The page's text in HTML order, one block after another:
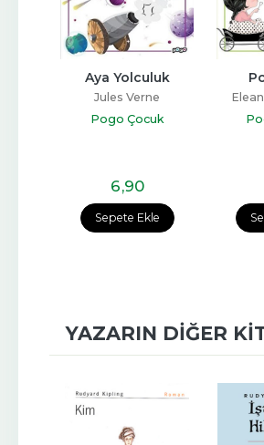
Sepete Ekle
Aya Yolculuk
Jules Verne
Pogo Çocuk
6,90
YAZARIN DIĞER